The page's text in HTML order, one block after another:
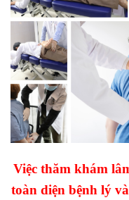
Việc thăm khám
toàn diện bệnh lý